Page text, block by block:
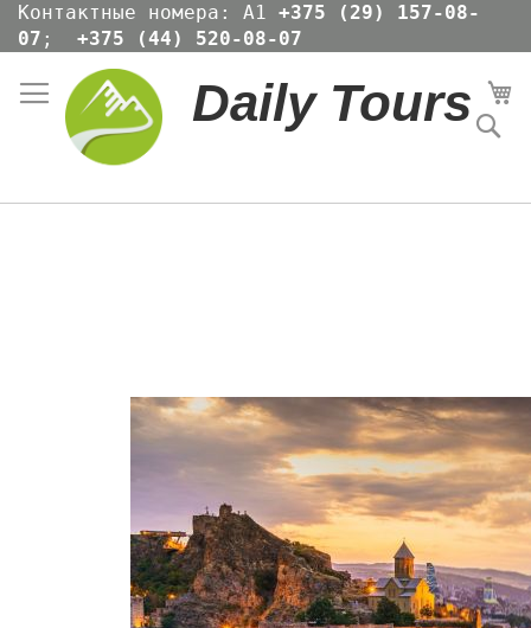
Skip
to
Content
Контактные номера: А1 +375 (29) 157-08-
07 ; +375 (44) 520-08-07
Daily Tours